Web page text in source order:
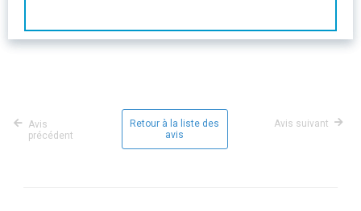
Avis
précédent
Retour à la liste des
avis
Avis suivant